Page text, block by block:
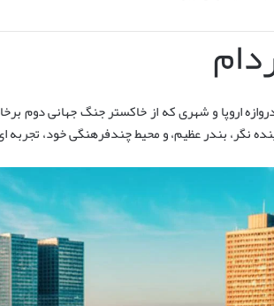
اروپا و شهری که از خاکستر جنگ جهانی دوم
نگر، بندر عظیم، و محیط چندفرهنگی خود، تجربه